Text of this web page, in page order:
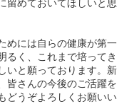
留めておいてほしいと思
めには自らの健康が第一
るく、これまで培ってき
いと願っております。新
皆さんの今後のご活躍を
どうぞよろしくお願いい